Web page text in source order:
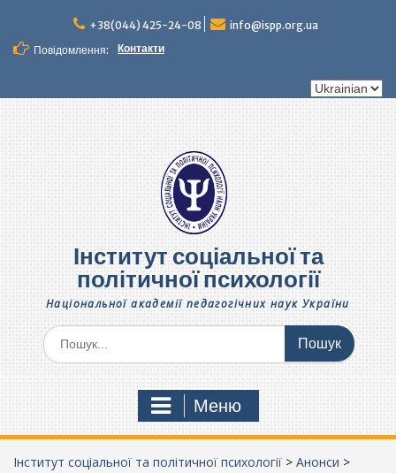
вмісту
+38(044) 425-24-08
info@ispp.org.ua
Повідомлення:
Контакти
Вибрати
Інститут соціальної та
політичної психології
Національної академії педагогічних наук України
Шукати:
Меню
Інститут соціальної та політичної психології > Анонси >